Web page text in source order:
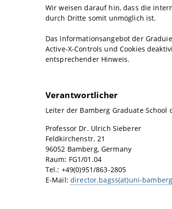
Wir weisen darauf hin, dass die
durch Dritte somit unmöglich ist.
Das Informationsangebot der
Active-X-Controls und Cookies
entsprechender Hinweis.
Verantwortlicher
Leiter der Bamberg Graduate School
Professor Dr. Ulrich Sieberer
Feldkirchenstr. 21
96052 Bamberg, Germany
Raum: FG1/01.04
Tel.: +49(0)951/863-2805
E-Mail: director.bagss(at)uni-